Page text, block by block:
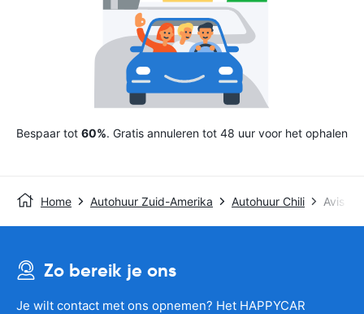
Bespaar tot 60%. Gratis annuleren tot 48 uur voor het ophalen
Home Autohuur Zuid-Amerika Autohuur Chili Avis
Zo bereik je ons
Je wilt contact met ons opnemen? Het HAPPYCAR